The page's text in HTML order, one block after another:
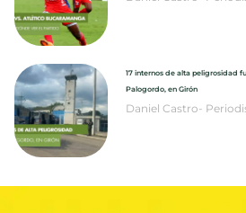
17 internos de alta peligrosidad
Palogordo, en Girón
Daniel Castro-